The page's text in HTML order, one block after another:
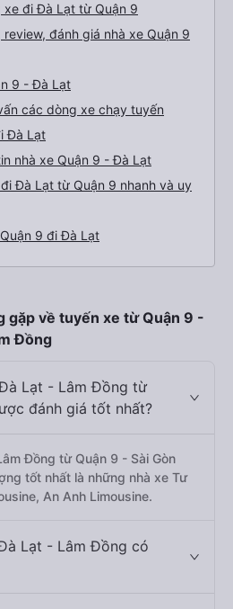
xe đi Đà Lạt từ Quận 9
review, đánh giá nhà xe Quận 9
9 - Đà Lạt
các dòng xe chạy tuyến
Đà Lạt
nhà xe Quận 9 - Đà Lạt
Đà Lạt từ Quận 9 nhanh và uy
9 đi Đà Lạt
gặp về tuyến xe từ Quận 9 -
Đồng
Lạt - Lâm Đồng từ
đánh giá tốt nhất?
Đồng từ Quận 9 - Sài Gòn
tốt nhất là những nhà xe Tư
An Anh Limousine.
Lạt - Lâm Đồng có